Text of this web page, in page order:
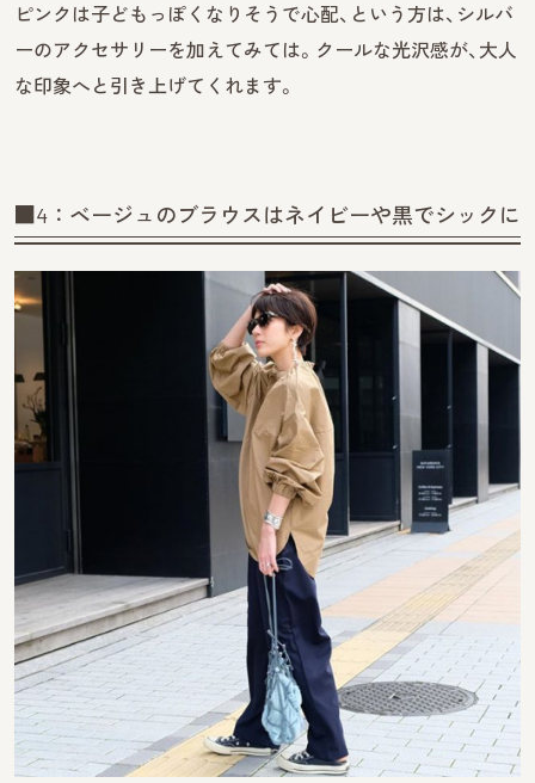
ピンクは子どもっぽくなりそうで心配、という方は、シルバ
ーのアクセサリーを加えてみては。クールな光沢感が、大人
な印象へと引き上げてくれます。
■4：ベージュのブラウスはネイビーや黒でシックに